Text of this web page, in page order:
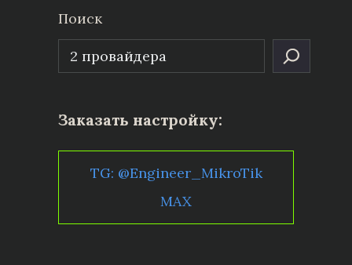
Поиск
Заказать настройку:
TG: @Engineer_MikroTik
MAX